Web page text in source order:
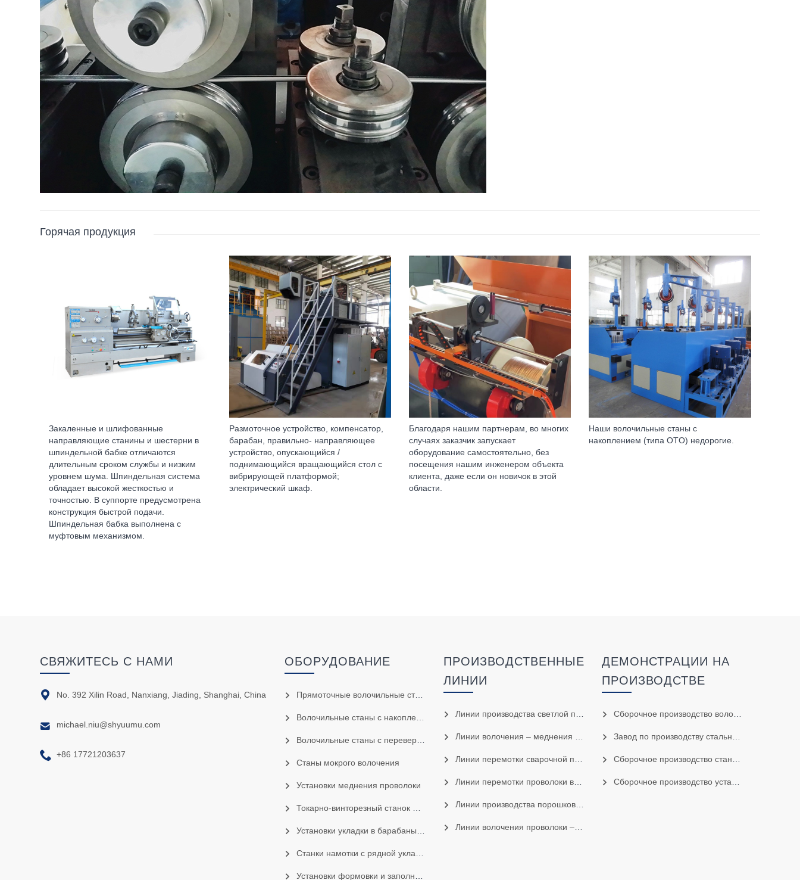
Горячая продукция
Закаленные и шлифованные
направляющие станины и шестерни в
шпиндельной бабке отличаются
длительным сроком службы и низким
уровнем шума. Шпиндельная система
обладает высокой жесткостью и
точностью. В суппорте предусмотрена
конструкция быстрой подачи.
Шпиндельная бабка выполнена с
муфтовым механизмом.
Размоточное устройство, компенсатор,
барабан, правильно- направляющее
устройство, опускающийся /
поднимающийся вращающийся стол с
вибрирующей платформой;
электрический шкаф.
Благодаря нашим партнерам, во многих
случаях заказчик запускает
оборудование самостоятельно, без
посещения нашим инженером объекта
клиента, даже если он новичок в этой
области.
Наши волочильные станы с
накоплением (типа OTO) недорогие.
СВЯЖИТЕСЬ С НАМИ
 No. 392 Xilin Road, Nanxiang, Jiading, Shanghai, China
 michael.niu@shyuumu.com
 +86 17721203637
ОБОРУДОВАНИЕ
Прямоточные волочильные станы
Волочильные станы с накоплением (ОТО)
Волочильные станы с перевернутым барабаном
Станы мокрого волочения
Установки меднения проволоки
Токарно-винторезный станок C6140W/6250B/6256B/6266B
Установки укладки в барабаны (цилиндры)
Станки намотки с рядной укладкой
Установки формовки и заполнения порошковой проволоки
ПРОИЗВОДСТВЕННЫЕ
ЛИНИИ
Линии производства светлой проволоки
Линии волочения – меднения сварочной проволоки
Линии перемотки сварочной проволоки
Линии перемотки проволоки в барабаны (цилиндры)
Линии производства порошковой проволоки
Линии волочения проволоки – рубки электродов
ДЕМОНСТРАЦИИ НА
ПРОИЗВОДСТВЕ
Сборочное производство волочильных станов
Завод по производству стальной проволоки
Сборочное производство станков для прецизионной перемотки
Сборочное производство установок меднения и линий упаковки проволоки в барабаны